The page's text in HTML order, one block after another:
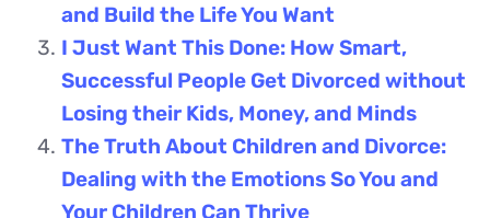
and Build the Life You Want
I Just Want This Done: How Smart,
Successful People Get Divorced without
Losing their Kids, Money, and Minds
The Truth About Children and Divorce:
Dealing with the Emotions So You and
Your Children Can Thrive